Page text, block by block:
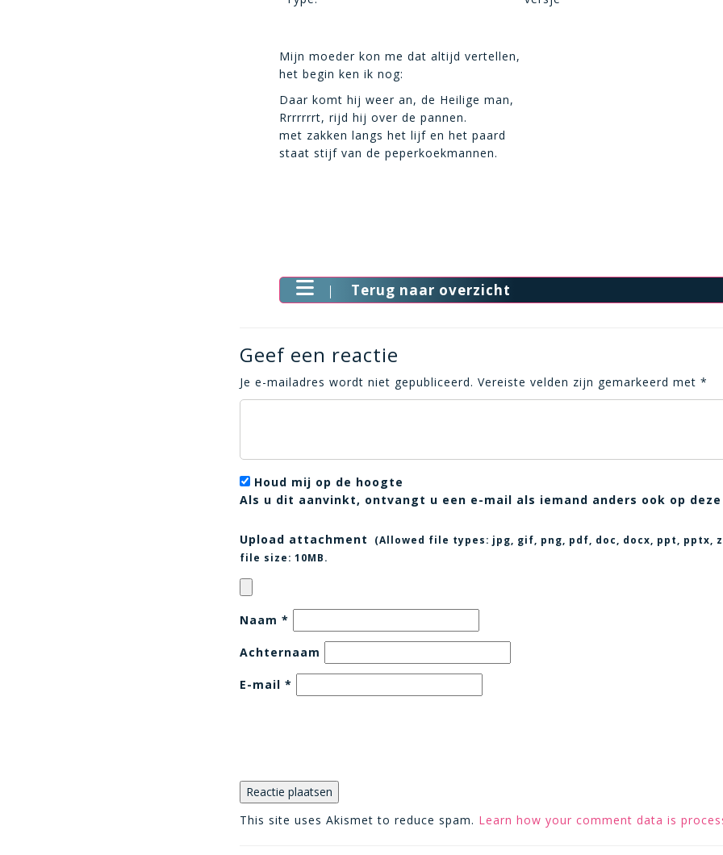
Mijn moeder kon me dat altijd vertellen,
het begin ken ik nog:
Daar komt hij weer an, de Heilige man,
Rrrrrrrt, rijd hij over de pannen.
met zakken langs het lijf en het paard
staat stijf van de peperkoekmannen.
Terug naar overzicht
Geef een reactie
Je e-mailadres wordt niet gepubliceerd. Vereiste velden zijn gemarkeerd met *
Houd mij op de hoogte
Als u dit aanvinkt, ontvangt u een e-mail als iemand anders ook op
Upload attachment (Allowed file types: jpg, gif, png, pdf, doc, docx, ppt, pptx,
file size: 10MB.
Naam *
Achternaam
E-mail *
This site uses Akismet to reduce spam. Learn how your comment data is